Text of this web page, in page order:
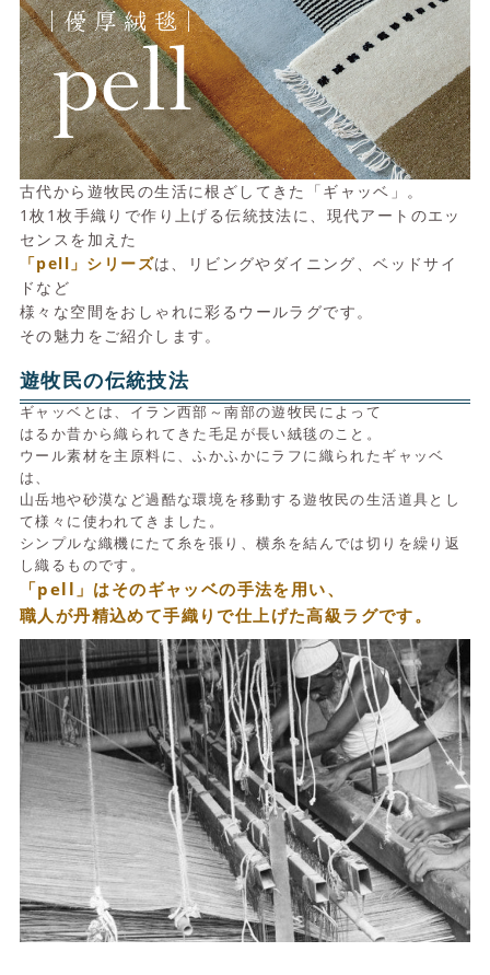
古代から遊牧民の生活に根ざしてきた「ギャッベ」。
1枚1枚手織りで作り上げる伝統技法に、現代アートのエッ
センスを加えた
「pell」シリーズは、リビングやダイニング、ベッドサイ
ドなど
様々な空間をおしゃれに彩るウールラグです。
その魅力をご紹介します。
遊牧民の伝統技法
ギャッベとは、イラン西部～南部の遊牧民によって
はるか昔から織られてきた毛足が長い絨毯のこと。
ウール素材を主原料に、ふかふかにラフに織られたギャッベ
は、
山岳地や砂漠など過酷な環境を移動する遊牧民の生活道具とし
て様々に使われてきました。
シンプルな織機にたて糸を張り、横糸を結んでは切りを繰り返
し織るものです。
「pell」はそのギャッベの手法を用い、
職人が丹精込めて手織りで仕上げた高級ラグです。